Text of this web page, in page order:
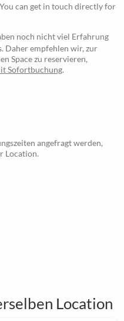
can get in touch directly for
noch nicht viel Erfahrung
Daher empfehlen wir, zur
Space zu reservieren,
Sofortbuchung.
angefragt werden,
Location.
Location